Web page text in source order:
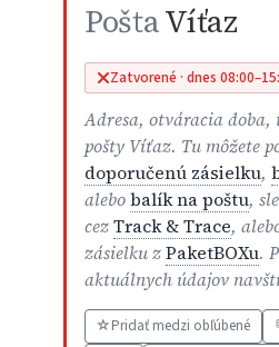
PoštaVíťaz
Zatvorené · dnes
Adresa, otváracia doba,
pošty Víťaz. Tu môžete
doporučenú zásielku,
alebobalík na poštu,
cezTrack & Trace,
zásielku zPaketBOXu.
aktuálnych údajov
☆Pridať medzi obľúbené